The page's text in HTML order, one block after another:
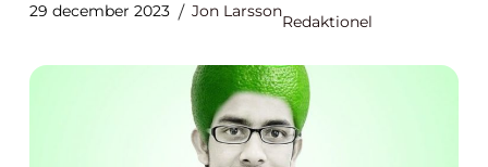
29 december 2023 Jon Larsson
Redaktionel